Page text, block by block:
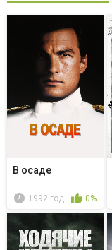
В осаде
1992 год 0%